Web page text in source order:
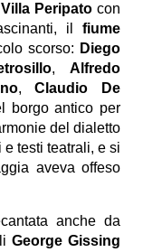
Villa Peripatocon
il fiume
scorso: Diego
, Alfredo
,Claudio De
borgo antico per
del dialetto
e testi teatrali, e si
aveva offeso
anche da
George Gissing